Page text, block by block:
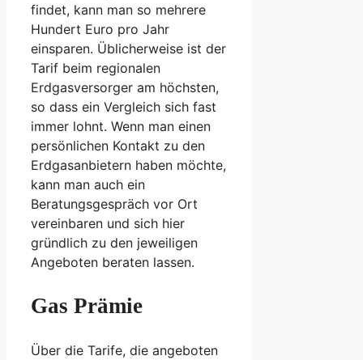
findet, kann man so mehrere
Hundert Euro pro Jahr
einsparen. Üblicherweise ist der
Tarif beim regionalen
Erdgasversorger am höchsten,
so dass ein Vergleich sich fast
immer lohnt. Wenn man einen
persönlichen Kontakt zu den
Erdgasanbietern haben möchte,
kann man auch ein
Beratungsgespräch vor Ort
vereinbaren und sich hier
gründlich zu den jeweiligen
Angeboten beraten lassen.
Gas Prämie
Über die Tarife, die angeboten